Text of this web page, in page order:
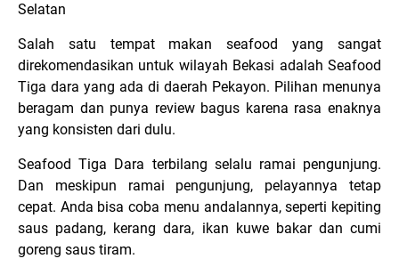
Selatan
Salah satu tempat makan seafood yang sangat
direkomendasikan untuk wilayah Bekasi adalah Seafood
Tiga dara yang ada di daerah Pekayon. Pilihan menunya
beragam dan punya review bagus karena rasa enaknya
yang konsisten dari dulu.
Seafood Tiga Dara terbilang selalu ramai pengunjung.
Dan meskipun ramai pengunjung, pelayannya tetap
cepat. Anda bisa coba menu andalannya, seperti kepiting
saus padang, kerang dara, ikan kuwe bakar dan cumi
goreng saus tiram.